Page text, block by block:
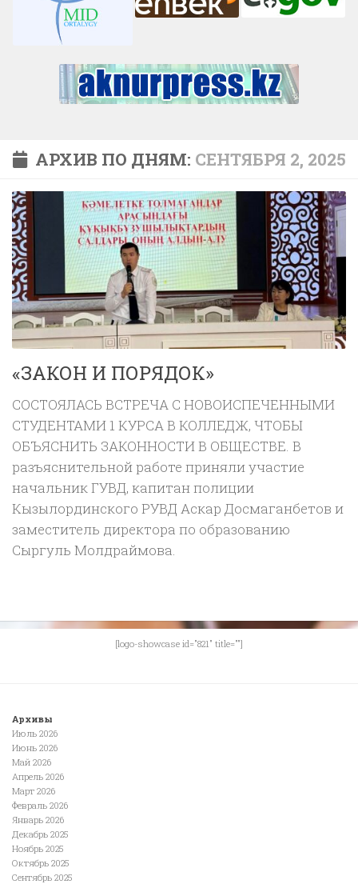
АРХИВ ПО ДНЯМ: СЕНТЯБРЯ 2, 2025
«ЗАКОН И ПОРЯДОК»
СОСТОЯЛАСЬ ВСТРЕЧА С НОВОИСПЕЧЕННЫМИ
СТУДЕНТАМИ 1 КУРСА В КОЛЛЕДЖ, ЧТОБЫ
ОБЪЯСНИТЬ ЗАКОННОСТИ В ОБЩЕСТВЕ. В
разъяснительной работе приняли участие
начальник ГУВД, капитан полиции
Кызылординского РУВД Аскар Досмаганбетов и
заместитель директора по образованию
Сыргуль Молдраймова.
[logo-showcase id="821" title=""]
Архивы
Июль 2026
Июнь 2026
Май 2026
Апрель 2026
Март 2026
Февраль 2026
Январь 2026
Декабрь 2025
Ноябрь 2025
Октябрь 2025
Сентябрь 2025